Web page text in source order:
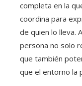
completa en la
coordina para
de quien lo lleva.
persona no solo
que también
que el entorno la